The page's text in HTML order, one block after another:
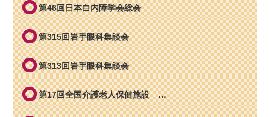
第46回日本白内障学会総会
第315回岩手眼科集談会
第313回岩手眼科集談会
第17回全国介護老人保健施設 …